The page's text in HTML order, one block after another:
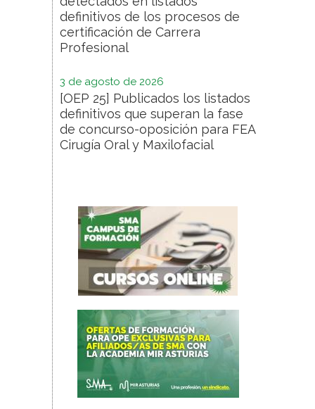
definitivos de los procesos de
certificación de Carrera
Profesional
3 de agosto de 2026
[OEP 25] Publicados los listados
definitivos que superan la fase
de concurso-oposición para FEA
Cirugía Oral y Maxilofacial